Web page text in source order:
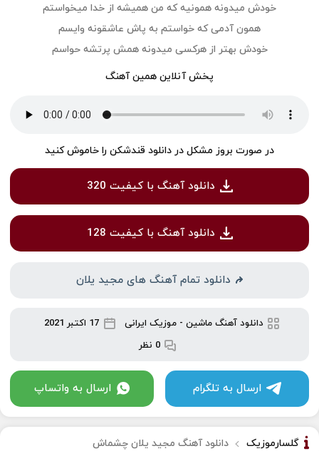
خودش میدونه همونیه که من همیشه از خدا میخواستم
همون آدمی که خواستم به پاش عاشقونه وایسم
خودش بهتر از هرکسی میدونه همش پرتشه حواسم
پخش آنلاین همین آهنگ
در صورت بروز مشکل در دانلود قندشکن را خاموش کنید
دانلود آهنگ با کیفیت 320
دانلود آهنگ با کیفیت 128
دانلود تمام آهنگ های مجید یلان
دانلود آهنگ ماشین -موزیک ایرانی
17 اکتبر 2021
0 نظر
ارسال به تلگرام ارسال به واتساپ
گلسارموزیک دانلود آهنگ مجید یلان چشماش